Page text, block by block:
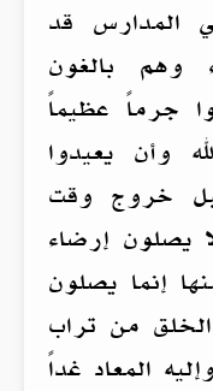
المدارس قد
وهم بالغون
جرماً عظيماً
وأن يعيدوا
خروج وقت
يصلون إرضاء
إنما يصلون
من تراب
المعاد غداً